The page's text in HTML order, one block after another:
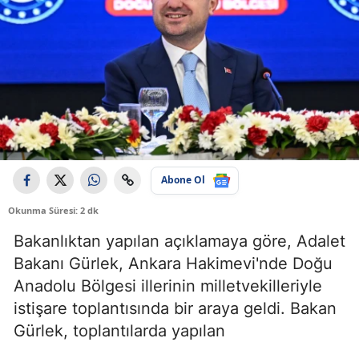
Abone Ol
Okunma Süresi: 2 dk
Bakanlıktan yapılan açıklamaya göre, Adalet
Bakanı Gürlek, Ankara Hakimevi'nde Doğu
Anadolu Bölgesi illerinin milletvekilleriyle
istişare toplantısında bir araya geldi. Bakan
Gürlek, toplantılarda yapılan